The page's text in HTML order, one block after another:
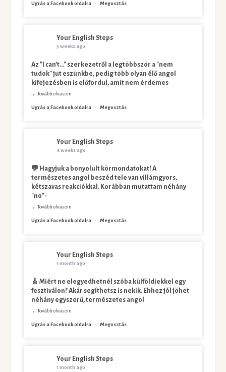
Ugrás a Facebook oldalra · Megosztás
Your English Steps
3 weeks ago
Az "I can’t…" szerkezetről a legtöbbször a "nem
tudok" jut eszünkbe, pedig több olyan élő angol
kifejezésben is előfordul, amit nem érdemes
...Tovább olvasom
Ugrás a Facebook oldalra · Megosztás
Your English Steps
4 weeks ago
💬 Hagyjuk a bonyolult körmondatokat! A
természetes angol beszéd tele van villámgyors,
kétszavas reakciókkal. Korábban mutattam néhány
"no"-
...Tovább olvasom
Ugrás a Facebook oldalra · Megosztás
Your English Steps
1 month ago
🎸 Miért ne elegyedhetnél szóba külföldiekkel egy
fesztiválon? Akár segíthetsz is nekik. Ehhez jól jöhet
néhány egyszerű, természetes angol
...Tovább olvasom
Ugrás a Facebook oldalra · Megosztás
Your English Steps
1 month ago